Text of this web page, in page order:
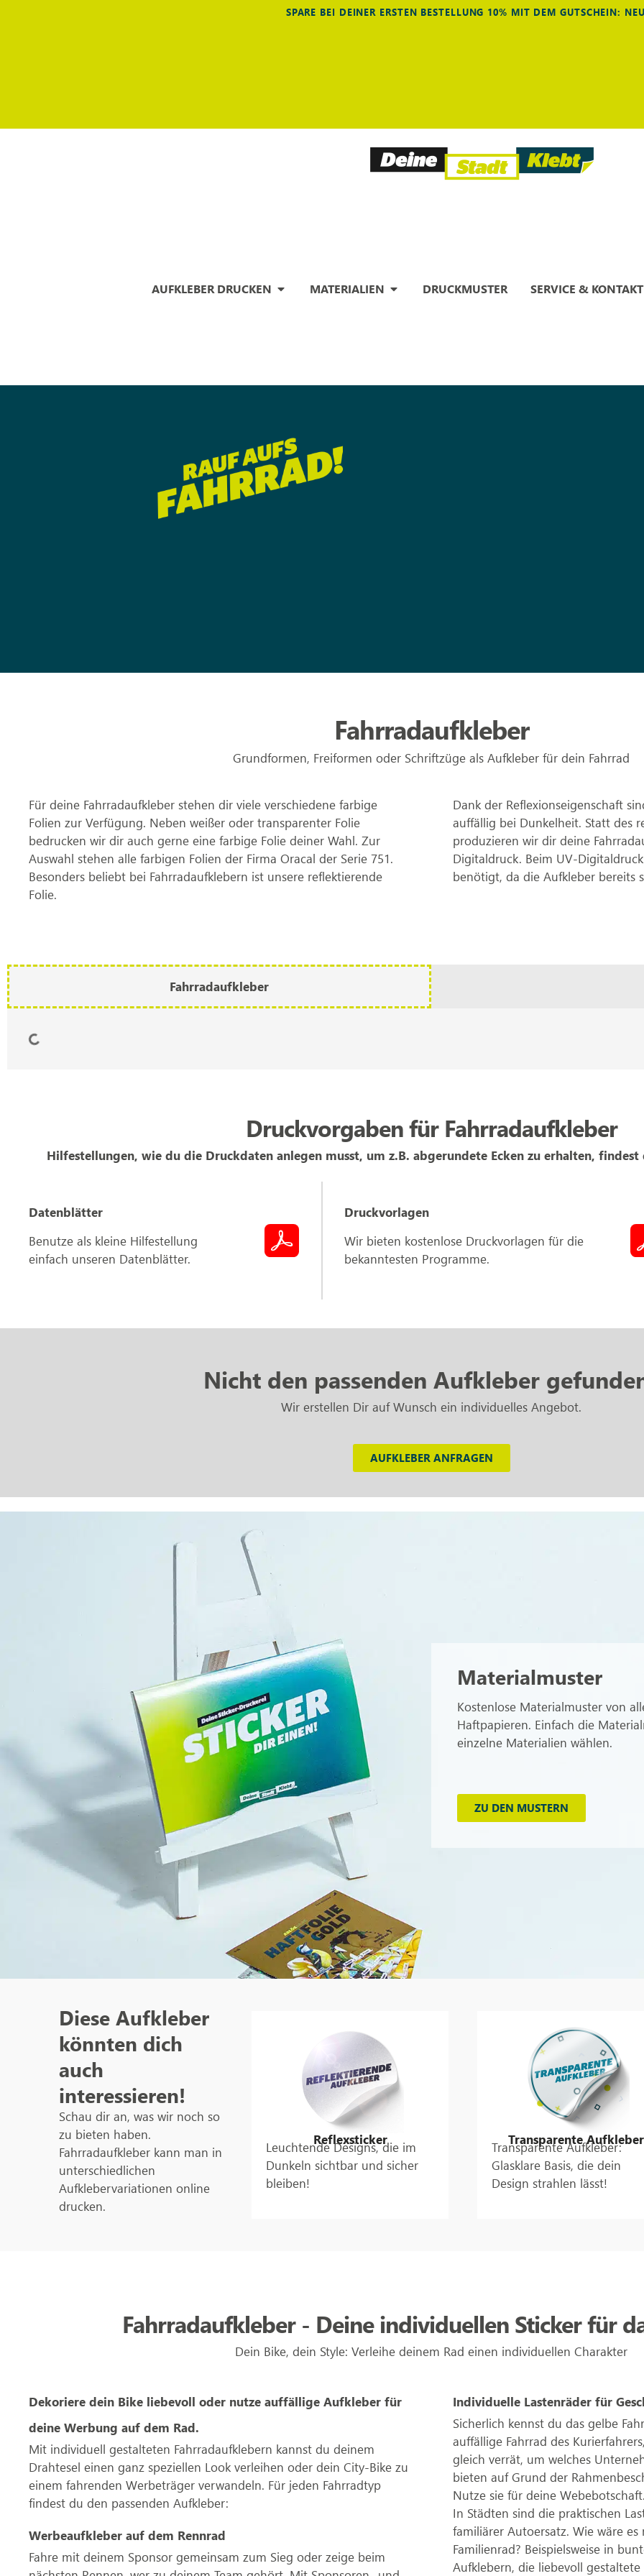
SPARE BEI DEINER ERSTEN BESTELLUNG 10% MIT DEM GUTSCHEIN:
AUFKLEBER DRUCKEN MATERIALIEN DRUCKMUSTER SERVICE & KONTAKT
Fahrradaufkleber
Grundformen, Freiformen oder Schriftzüge als Aufkleber für dein Fahrrad
Für deine Fahrradaufkleber stehen dir viele verschiedene farbige
Folien zur Verfügung. Neben weißer oder transparenter Folie
bedrucken wir dir auch gerne eine farbige Folie deiner Wahl. Zur
Auswahl stehen alle farbigen Folien der Firma Oracal der Serie 751.
Besonders beliebt bei Fahrradaufklebern ist unsere reflektierende
Folie.
Dank der Reflexionseigenschaft
auffällig bei Dunkelheit. Statt des
produzieren wir dir deine
Digitaldruck. Beim UV-
benötigt, da die Aufkleber bereits
Fahrradaufkleber
Druckvorgaben für Fahrradaufkleber
Hilfestellungen, wie du die Druckdaten anlegen musst, um z.B. abgerundete Ecken zu erhalten,
Datenblätter
Benutze als kleine Hilfestellung
einfach unseren Datenblätter.
Druckvorlagen
Wir bieten kostenlose Druckvorlagen für die
bekanntesten Programme.
Nicht den passenden Aufkleber
Wir erstellen Dir auf Wunsch ein individuelles Angebot.
AUFKLEBER ANFRAGEN
Materialmuster
Kostenlose Materialmuster von
Haftpapieren. Einfach die
einzelne Materialien wählen.
ZU DEN MUSTERN
Diese Aufkleber
könnten dich
auch
interessieren!
Schau dir an, was wir noch so
zu bieten haben.
Fahrradaufkleber kann man in
unterschiedlichen
Aufklebervariationen online
drucken.
Reflexsticker
Leuchtende Designs, die im
Dunkeln sichtbar und sicher
bleiben!
Transparente Aufkleber
Transparente Aufkleber:
Glasklare Basis, die dein
Design strahlen lässt!
Fahrradaufkleber - Deine individuellen Sticker für
Dein Bike, dein Style: Verleihe deinem Rad einen individuellen Charakter
Dekoriere dein Bike liebevoll oder nutze auffällige Aufkleber für
deine Werbung auf dem Rad.
Mit individuell gestalteten Fahrradaufklebern kannst du deinem
Drahtesel einen ganz speziellen Look verleihen oder dein City-Bike zu
einem fahrenden Werbeträger verwandeln. Für jeden Fahrradtyp
findest du den passenden Aufkleber:
Werbeaufkleber auf dem Rennrad
Fahre mit deinem Sponsor gemeinsam zum Sieg oder zeige beim
Individuelle Lastenräder für
Sicherlich kennst du das gelbe
auffällige Fahrrad des
gleich verrät, um welches
bieten auf Grund der
Nutze sie für deine
In Städten sind die praktischen
familiärer Autoersatz. Wie wäre
Familienrad? Beispielsweise in
Aufklebern, die liebevoll